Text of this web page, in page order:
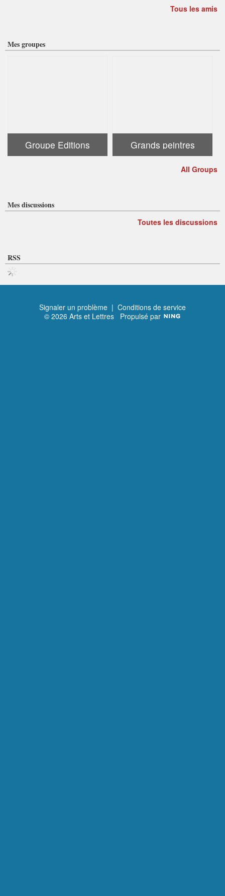
Tous les amis
Mes groupes
Groupe Editions Grands peintres
All Groups
Mes discussions
Toutes les discussions
RSS
Signaler un problème | Conditions de service
© 2026 Arts et Lettres Propulsé par